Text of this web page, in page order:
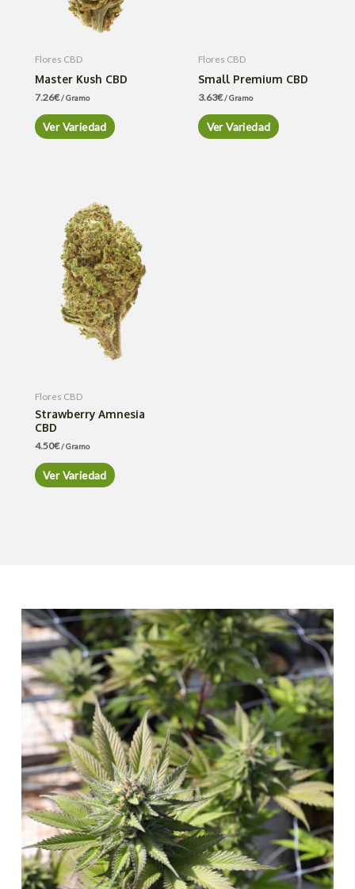
Flores CBD
Master Kush CBD
7.26€/ Gramo
Ver Variedad
Flores CBD
Small Premium CBD
3.63€/ Gramo
Ver Variedad
Flores CBD
Strawberry Amnesia
CBD
4.50€/ Gramo
Ver Variedad